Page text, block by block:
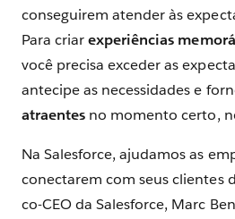
conseguirem atender às
Para criarexperiências
você precisa exceder as
antecipe as necessidades e
atraentes no momento certo,
Na Salesforce, ajudamos as
conectarem com seus clientes
co-CEO da Salesforce, Marc